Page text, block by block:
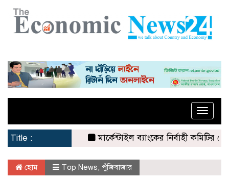
Toggle
Title :
মার্কেন্টাইল ব্যাংকের নির্বাহী কমিটির
হোম Top News পুঁজিবাজার